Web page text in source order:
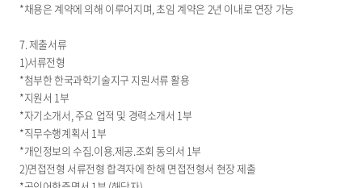
*채용은 계약에 의해 이루어지며, 초임 계약은 2년 이내로 연장 가능
7. 제출서류
1)서류전형
*첨부한 한국과학기술지구 지원서류 활용
*지원서 1부
*자기소개서, 주요 업적 및 경력소개서 1부
*직무수행계획서 1부
*개인정보의 수집.이용.제공.조회 동의서 1부
2)면접전형 서류전형 합격자에 한해 면접전형서 현장 제출